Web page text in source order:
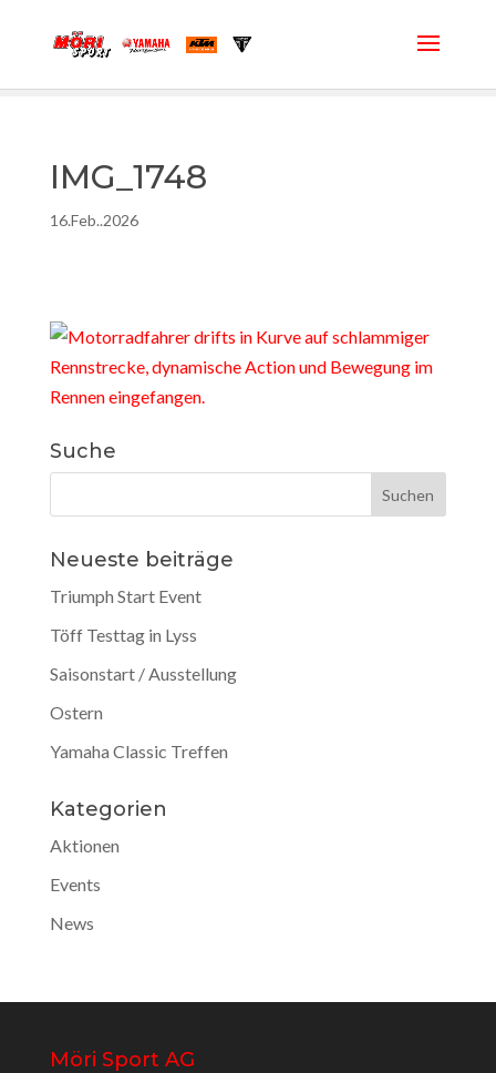
IMG_1748
16.Feb..2026
Suche
Neueste beiträge
Triumph Start Event
Töff Testtag in Lyss
Saisonstart / Ausstellung
Ostern
Yamaha Classic Treffen
Kategorien
Aktionen
Events
News
Möri Sport AG